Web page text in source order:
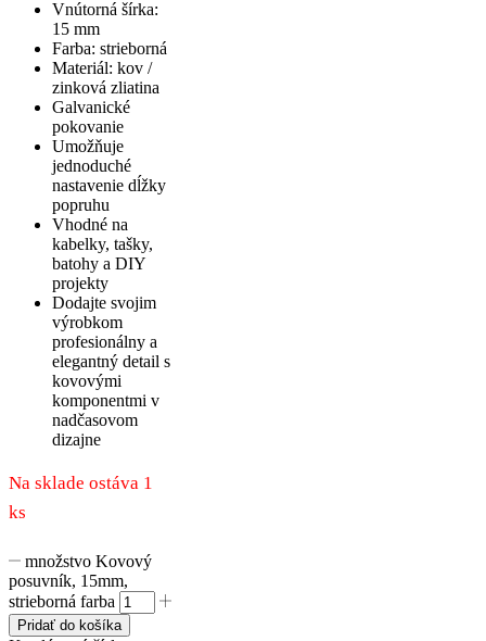
Vnútorná šírka:
15 mm
Farba: strieborná
Materiál: kov /
zinková zliatina
Galvanické
pokovanie
Umožňuje
jednoduché
nastavenie dĺžky
popruhu
Vhodné na
kabelky, tašky,
batohy a DIY
projekty
Dodajte svojim
výrobkom
profesionálny a
elegantný detail s
kovovými
komponentmi v
nadčasovom
dizajne
Na sklade ostáva 1
ks
množstvo Kovový
posuvník, 15mm,
strieborná farba
Pridať do košíka